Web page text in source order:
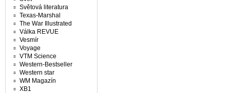
Světová literatura
Texas-Marshal
The War Illustrated
Válka REVUE
Vesmír
Voyage
VTM Science
Western-Bestseller
Western star
WM Magazín
XB1